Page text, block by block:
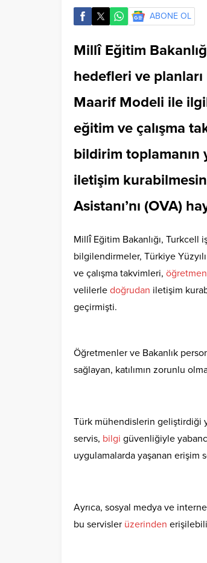
ABONE OL
Millî Eğitim
hedefleri ve
Maarif Modeli ile
eğitim ve çalışma
bildirim toplamanın
iletişim
Asistanı’nı (OVA)
Millî Eğitim Bakanlığı, Turkcell
bilgilendirmeler, Türkiye
ve çalışma takvimleri, öğretmen
velilerle doğrudan iletişim
geçirmişti.
Öğretmenler ve Bakanlık
sağlayan, katılımın zorunlu
Türk mühendislerin geliştirdiği
servis, bilgi güvenliğiyle
uygulamalarda yaşanan erişim
Ayrıca, sosyal medya ve
bu servisler üzerinden